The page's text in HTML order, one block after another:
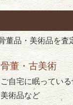
董品・美術品を査
骨董・古美術
ご自宅に眠ってい
美術品など